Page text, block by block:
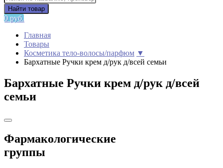
Найти товар
0 руб.
Главная
Товары
Косметика тело-волосы/парфюм ▼
Бархатные Ручки крем д/рук д/всей семьи
Бархатные Ручки крем д/рук д/всей
семьи
Фармакологические
группы